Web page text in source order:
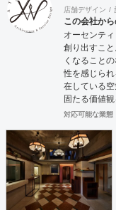
GO、無人決
ファミリー
ザイン店舗
など大手企業
店舗デザイン
この会社か
オーセンテ
創り出すこ
くなること
性を感じら
在している
固たる価値
際的なバラ
続けていき
対応可能な業態